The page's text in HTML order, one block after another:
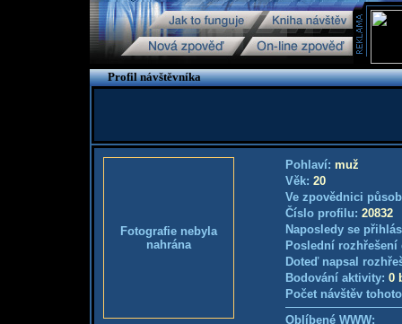
Profil návštěvníka
Fotografie nebyla
nahrána
Pohlaví: muž
Věk: 20
Ve zpovědnici
Číslo profilu: 20832
Naposledy se
Poslední
Doteď napsal
Bodování aktivity: 0
Počet návštěv
Oblíbené WWW: